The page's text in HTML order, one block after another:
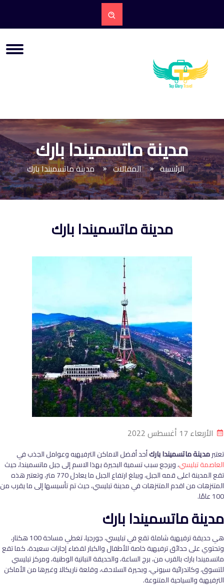
مدينة ماتسميندا بارك
الرئيسية المقالات مدينة ماتسميندا بارك
مدينة ماتسميندا بارك
الأربعاء 17 أغسطس 2022
تعتبرمدينة ماتسميندا باركأحد أفضل الاماكن الترفيهيه وعوامل الجذب في
العاصمة تبليسي، ويرجع سبب تسمية البحيرة بهذا الاسم إلى جبل ماتسميندا، حيث
تقع المدينة اعلى قمه الجبل، ويبلغ ارتفاع الجبل ما يعادل 770 متر، وتعتبر هذه
المتنزهات من اقدم المتنزهات في مدينة تبليسي، حيث تم تأسيسها إلى ما يقرب من
100 عامًا.
مدينة ماتسميندا بارك
هي حديقة ترفيهية شاملة تقع في تبليسي، جورجيا، تغطي مساحة 100 هكتار،
وتحتوي على حدائق ترفيهية خاصة للأطفال والكبار لقضاء إجازات سعيدة، كما تقع
ماتسميندا بارك بالقرب من، برج الساعة، والحديقة النباتية الوطنية، ومركز تبليسي
للتسوق، وكاتدرائية سيوني، وبحيرة السلاحف، وقلعة ناريكالا وغيرها من الأماكن
الترفيهية والسياحية المتنوعة.